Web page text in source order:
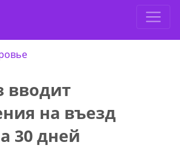
вводит
на въезд
30 дней